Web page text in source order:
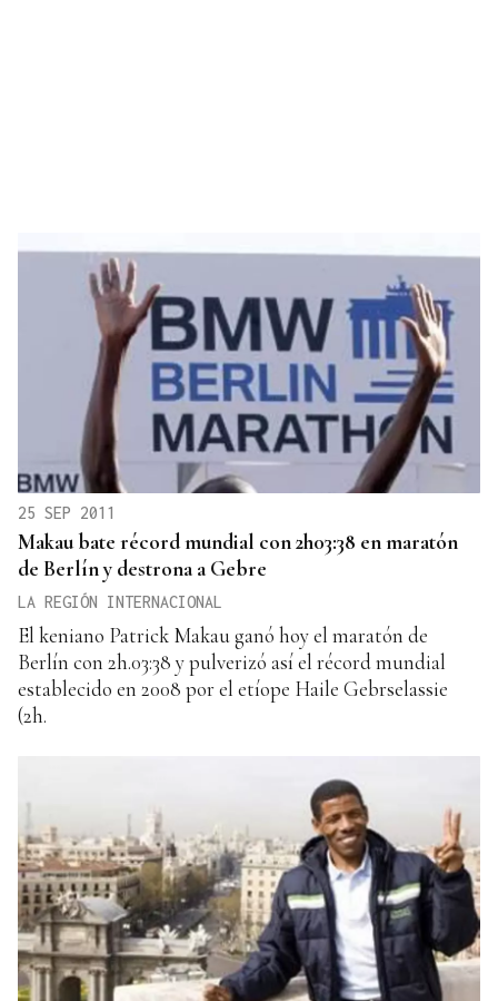
25 SEP 2011
Makau bate récord mundial con 2h03:38 en maratón
de Berlín y destrona a Gebre
LA REGIÓN INTERNACIONAL
El keniano Patrick Makau ganó hoy el maratón de
Berlín con 2h.03:38 y pulverizó así el récord mundial
establecido en 2008 por el etíope Haile Gebrselassie
(2h.